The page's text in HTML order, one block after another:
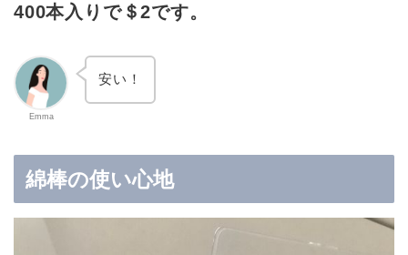
400本入りで＄2です。
Emma
安い！
綿棒の使い心地